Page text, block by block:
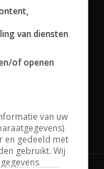
van diensten
of openen
van uw
en gedeeld met
gebruikt. Wij